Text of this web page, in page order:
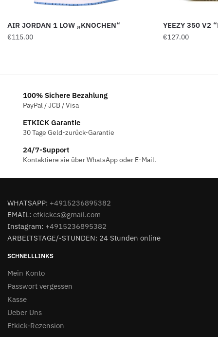
AIR JORDAN 1 LOW „KNOCHEN“
€115.00
YEEZY 350 V2
€127.00
100% Sichere Bezahlung
PayPal / JCB / Visa
ETKICK Garantie
30 Tage Geld-zurück-Garantie
24/7-Support
Kontaktiere sie über WhatsApp oder E-Mail.
WHATSAPP: +4915236895382
EMAIL: etkickcs@gmail.com
Instagram: +4915236895382
ARBEITSTAGE/-STUNDEN: 24 Stunden online
SCHNELLLINKS
Mein Konto
Passwort vergessen
Kasse
Ueber Uns
Etkick-Rezension